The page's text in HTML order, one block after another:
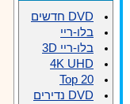
DVD חדשים
בלו-ריי
בלו-ריי 3D
4K UHD
Top 20
DVD נדירים